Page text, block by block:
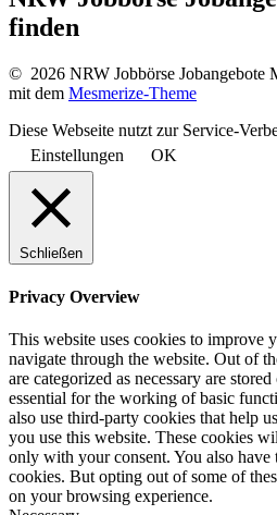
finden
© 2026 NRW Jobbörse Jobangebote
mit dem Mesmerize-Theme
Diese Webseite nutzt zur Service-
Einstellungen
OK
Schließen
Privacy Overview
This website uses cookies to improve
navigate through the website. Out of
are categorized as necessary are
essential for the working of basic
also use third-party cookies that help
you use this website. These cookies
only with your consent. You also
cookies. But opting out of some of
on your browsing experience.